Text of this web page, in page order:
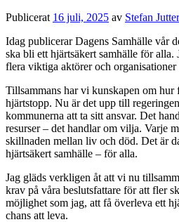
Publicerat 16 juli, 2025 av Stefan
Idag publicerar Dagens Samhälle vår
ska bli ett hjärtsäkert samhälle för alla.
flera viktiga aktörer och organisationer
Tillsammans har vi kunskapen om
hjärtstopp. Nu är det upp till
kommunerna att ta sitt ansvar. Det
resurser – det handlar om vilja. Varje
skillnaden mellan liv och död. Det är
hjärtsäkert samhälle – för alla.
Jag gläds verkligen åt att vi nu
krav på våra beslutsfattare för att fler
möjlighet som jag, att få överleva ett
chans att leva.